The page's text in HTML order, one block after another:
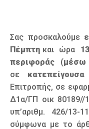
Σας προσκαλούμε
Πέμπτη και ώρα
περιφοράς (μέσω
σε κατεπείγουσα
Επιτροπής, σε
Δ1α/ΓΠ οικ
υπ’αριθμ. 426/
σύμφωνα με το